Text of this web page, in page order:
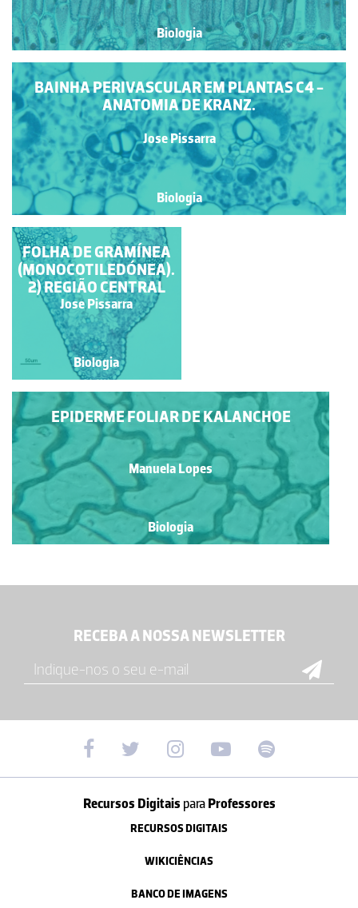
Biologia
BAINHA PERIVASCULAR EM PLANTAS C4 -
ANATOMIA DE KRANZ.
Jose Pissarra
Biologia
FOLHA DE GRAMÍNEA
(MONOCOTILEDÓNEA).
1) ASPECTO GERAL
Jose Pissarra
Biologia
FOLHA DE GRAMÍNEA
(MONOCOTILEDÓNEA).
2) REGIÃO CENTRAL
Jose Pissarra
Biologia
EPIDERME FOLIAR DE KALANCHOE
Manuela Lopes
Biologia
RECEBA A NOSSA NEWSLETTER
Recursos Digitais paraProfessores
RECURSOS DIGITAIS
WIKICIÊNCIAS
BANCO DE IMAGENS